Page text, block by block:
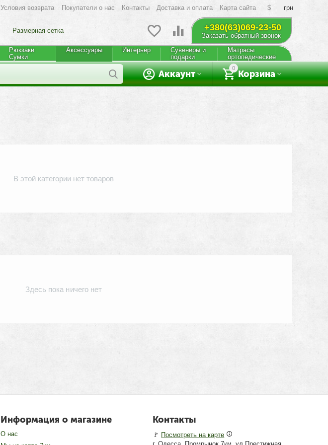
$ грн
Условия возврата Покупатели о нас Контакты Доставка и оплата Карта сайта
Размерная сетка +380(63)069-23-50
Заказать обратный звонок
Рюкзаки
Cумки
Аксессуары Интерьер
Сувениры и
подарки
Матрасы
ортопедические
0
Корзина
Аккаунт
В этой категории нет товаров
Здесь пока ничего нет
Информация о магазине
О нас
Контакты
🚩 Посмотреть на карте